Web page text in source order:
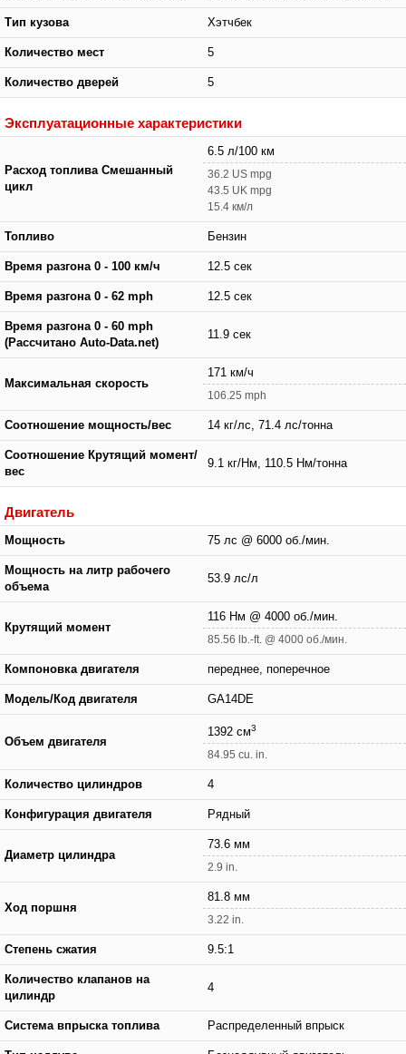
Тип кузова Хэтчбек
Количество мест 5
Количество дверей 5
Эксплуатационные характеристики
Расход топлива Смешанный
цикл
6.5 л/100 км
36.2 US mpg
43.5 UK mpg
15.4 км/л
Топливо Бензин
Время разгона 0 - 100 км/ч 12.5 сек
Время разгона 0 - 62 mph 12.5 сек
Время разгона 0 - 60 mph
(Рассчитано Auto-Data.net)
11.9 сек
Максимальная скорость
171 км/ч
106.25 mph
Соотношение мощность/вес 14 кг/лс, 71.4 лс/тонна
Соотношение Крутящий момент/
вес
9.1 кг/Нм, 110.5 Нм/тонна
Двигатель
Мощность 75 лс @ 6000 об./мин.
Мощность на литр рабочего
объема
53.9 лс/л
Крутящий момент
116 Нм @ 4000 об./мин.
85.56 lb.-ft. @ 4000 об./мин.
Компоновка двигателя переднее, поперечное
Модель/Код двигателя GA14DE
Объем двигателя
1392 см3
84.95 cu. in.
Количество цилиндров 4
Конфигурация двигателя Рядный
Диаметр цилиндра
73.6 мм
2.9 in.
Ход поршня
81.8 мм
3.22 in.
Степень сжатия 9.5:1
Количество клапанов на
цилиндр
4
Система впрыска топлива Распределенный впрыск